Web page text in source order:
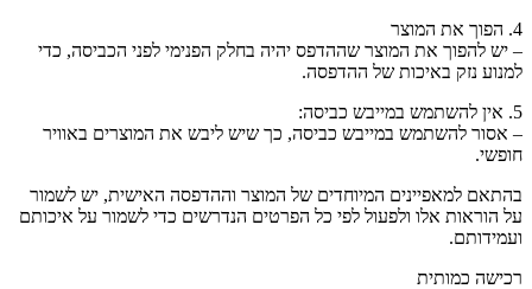
4. הפוך את המוצר
– יש להפוך את המוצר שההדפס יהיה בחלק הפנימי לפני הכביסה, כדי
למנוע נזק באיכות של ההדפסה.
5. אין להשתמש במייבש כביסה:
– אסור להשתמש במייבש כביסה, כך שיש ליבש את המוצרים באוויר
חופשי.
בהתאם למאפיינים המיוחדים של המוצר וההדפסה האישית, יש לשמור
על הוראות אלו ולפעול לפי כל הפרטים הנדרשים כדי לשמור על איכותם
ועמידותם.
רכישה כמותית